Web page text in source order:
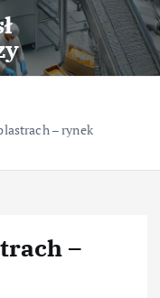
– rynek
–